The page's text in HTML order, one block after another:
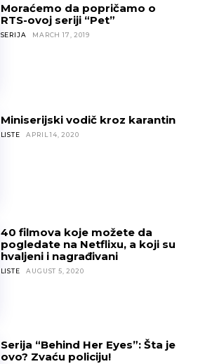
Moraćemo da popričamo o
RTS-ovoj seriji “Pet”
SERIJA MARCH 17, 2019
Miniserijski vodič kroz karantin
LISTE APRIL 14, 2020
40 filmova koje možete da
pogledate na Netflixu, a koji su
hvaljeni i nagrađivani
LISTE AUGUST 5, 2020
Serija “Behind Her Eyes”: Šta je
ovo? Zvaću policiju!